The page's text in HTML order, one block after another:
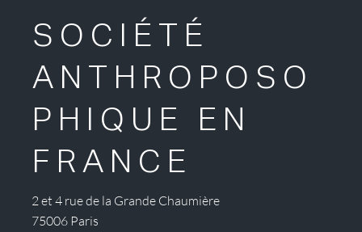
SOCIÉTÉ
ANTHROPOSO
PHIQUE EN
FRANCE
2 et 4 rue de la Grande Chaumière
75006 Paris